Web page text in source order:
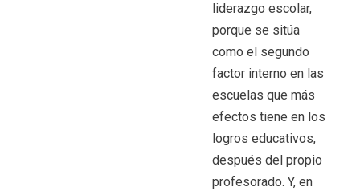
liderazgo escolar,
porque se sitúa
como el segundo
factor interno en las
escuelas que más
efectos tiene en los
logros educativos,
después del propio
profesorado. Y, en